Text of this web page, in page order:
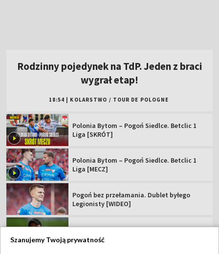
Polonia Bytom – Pogoń Siedlce. Betclic 1
Liga [MECZ]
Pogoń bez przełamania. Dublet byłego
Polka z tytułem rangi WTA! Trzeci rok z
Posłuchał rad Rafała Majki i... wygrał etap
Rewanż Świątek za Roland Garros. "Jestem
Szanujemy Twoją prywatność